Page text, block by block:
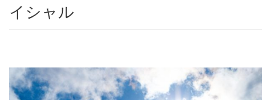
イシャル